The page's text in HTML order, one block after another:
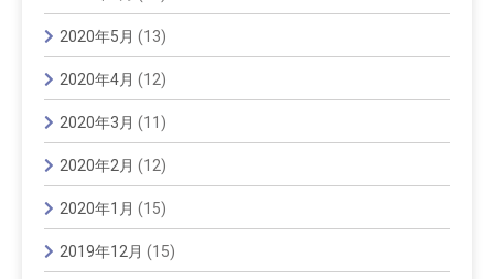
2020年5月 (13)
2020年4月 (12)
2020年3月 (11)
2020年2月 (12)
2020年1月 (15)
2019年12月 (15)